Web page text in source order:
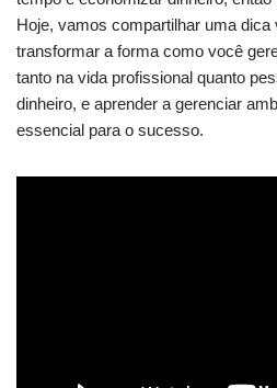
Hoje, vamos compartilhar uma dica
transformar a forma como você
tanto na vida profissional quanto
dinheiro, e aprender a gerenciar
essencial para o sucesso.